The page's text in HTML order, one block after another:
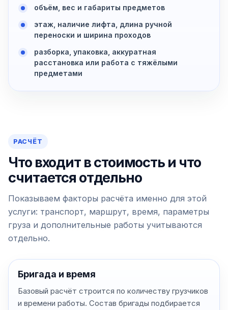
объём, вес и габариты предметов
этаж, наличие лифта, длина ручной
переноски и ширина проходов
разборка, упаковка, аккуратная
расстановка или работа с тяжёлыми
предметами
РАСЧЁТ
Что входит в стоимость и что
считается отдельно
Показываем факторы расчёта именно для этой
услуги: транспорт, маршрут, время, параметры
груза и дополнительные работы учитываются
отдельно.
Бригада и время
Базовый расчёт строится по количеству грузчиков
и времени работы. Состав бригады подбирается